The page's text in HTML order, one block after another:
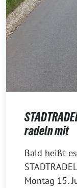
radeln mit
30.
April
2026
Bald heißt
Montag 15.